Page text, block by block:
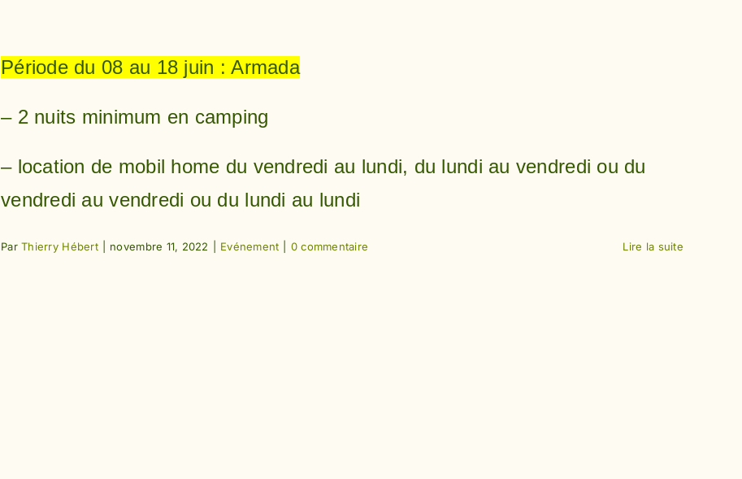
Période du 08 au 18 juin : Armada
– 2 nuits minimum en camping
– location de mobil home du vendredi au lundi, du lundi au vendredi ou du
vendredi au vendredi ou du lundi au lundi
ParThierry Hébert novembre 11, 2022 Evénement 0 commentaire Lire la suite